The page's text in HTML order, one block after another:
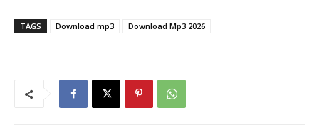
TAGS Download mp3 Download Mp3 2026